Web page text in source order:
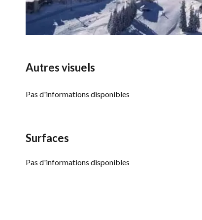
Autres visuels
Pas d'informations disponibles
Surfaces
Pas d'informations disponibles